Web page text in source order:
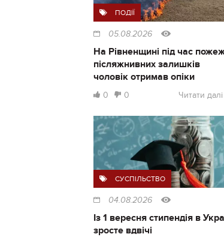
ПОДІЇ
05.08.2026
На Рівненщині під час
післяжнивних залишків
чоловік отримав опіки
0 0 Читати далі
СУСПІЛЬСТВО
04.08.2026
Із 1 вересня стипендія в
зросте вдвічі